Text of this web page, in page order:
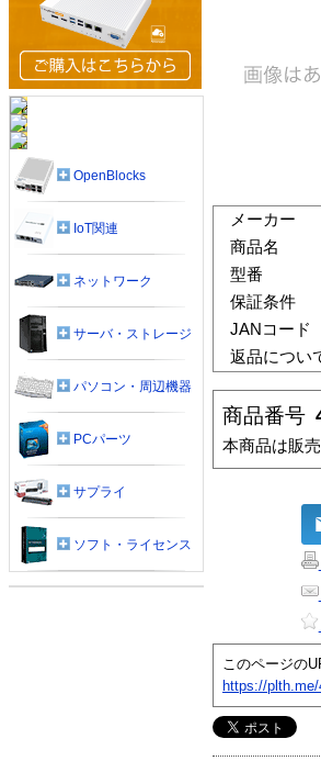
メーカー
商品名
型番
保証条件
JANコード
返品につい
商品番号
本商品は販
このページの
https://
OpenBlocks
IoT関連
ネットワーク
サーバ・ストレージ
パソコン・周辺機器
PCパーツ
サプライ
ソフト・ライセンス